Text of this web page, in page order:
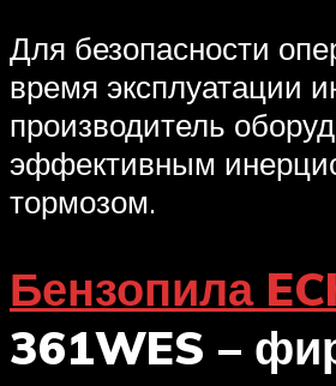
Для безопасности
время эксплуатации
производитель
эффективным
тормозом.
Бензопила
361WES –